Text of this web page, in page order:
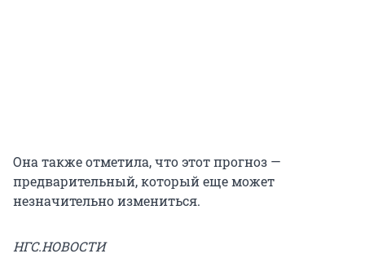
Она также отметила, что этот прогноз —
предварительный, который еще может
незначительно измениться.
НГС.НОВОСТИ